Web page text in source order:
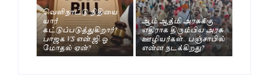
வெளிநாட்டு நிதியை
யார்
கட்டுப்படுத்துகிறார்?
பாஜக VS என்.ஜி.ஓ
மோதல் ஏன்?
ஆம் ஆத்மி அரசுக்கு
எதிராக திரும்பிய அரசு
ஊழியர்கள்.. பஞ்சாபில்
என்ன நடக்கிறது?